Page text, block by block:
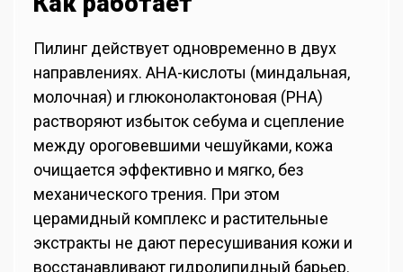
Пилинг действует одновременно в двух
направлениях. AHA-кислоты (миндальная,
молочная) и глюконолактоновая (PHA)
растворяют избыток себума и сцепление
между ороговевшими чешуйками, кожа
очищается эффективно и мягко, без
механического трения. При этом
церамидный комплекс и растительные
экстракты не дают пересушивания кожи и
восстанавливают гидролипидный барьер.